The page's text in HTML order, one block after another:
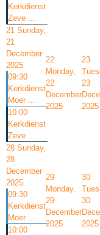
Kerkdienst
Zeve ...
21 Sunday,
21
December
2025
09:30
Kerkdienst
Moer ...
10:00
Kerkdienst
Zeve ...
22
Monday,
22
December
2025
23
23
2025
28 Sunday,
28
December
2025
09:30
Kerkdienst
Moer ...
10:00
29
Monday,
29
December
2025
30
30
2025